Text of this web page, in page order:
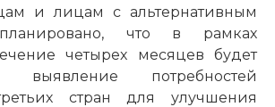
и лицам с альтернативным
что в рамках
четырех месяцев будет
выявление потребностей
стран для улучшения